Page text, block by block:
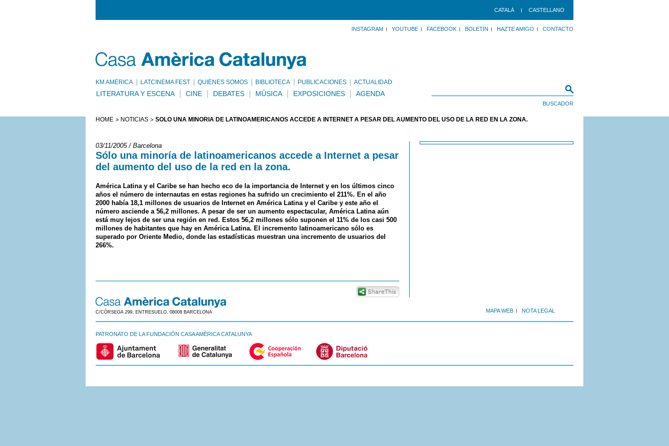
CATALÀ CASTELLANO
INSTAGRAM YOUTUBE FACEBOOK BOLETÍN HAZTE AMIGO CONTACTO
KM AMÈRICA LATCINEMA FEST QUIÉNES SOMOS BIBLIOTECA PUBLICACIONES ACTUALIDAD
LITERATURA Y ESCENA CINE DEBATES MÚSICA EXPOSICIONES AGENDA
HOME NOTICIAS SÓLO UNA MINORÍA DE LATINOAMERICANOS ACCEDE A INTERNET A PESAR DEL AUMENTO DEL USO DE LA RED EN LA ZONA.
03/11/2005 / Barcelona
Sólo una minoría de latinoamericanos accede a Internet a pesar
del aumento del uso de la red en la zona.
América Latina y el Caribe se han hecho eco de la importancia de Internet y en los últimos cinco
años el número de internautas en estas regiones ha sufrido un crecimiento el 211%. En el año
2000 había 18,1 millones de usuarios de Internet en América Latina y el Caribe y este año el
número asciende a 56,2 millones. A pesar de ser un aumento espectacular, América Latina aún
está muy lejos de ser una región en red. Estos 56,2 millones sólo suponen el 11% de los casi 500
millones de habitantes que hay en América Latina. El incremento latinoamericano sólo es
superado por Oriente Medio, donde las estadísticas muestran una incremento de usuarios del
266%.
MAPA WEB NOTA LEGAL
C/CÒRSEGA 299, ENTRESUELO. 08008 BARCELONA
PATRONATO DE LA FUNDACIÓN CASA AMÈRICA CATALUNYA